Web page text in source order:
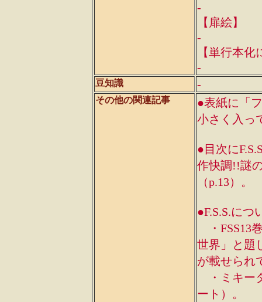
-
【扉絵】
-
【単行本
-
豆知識 -
その他の関連記事
●表紙に「
小さく入っ
●目次に
作快調!!謎
（p.13）。
●F.S.S.につ
・FSS13
世界」と題
が載せられ
・ミキー
ート）。